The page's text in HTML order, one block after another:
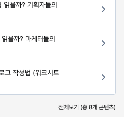
을까? 기획자들의
을까? 마케터들의
그 작성법 (워크시트
전체보기 (총 8개 콘텐츠)